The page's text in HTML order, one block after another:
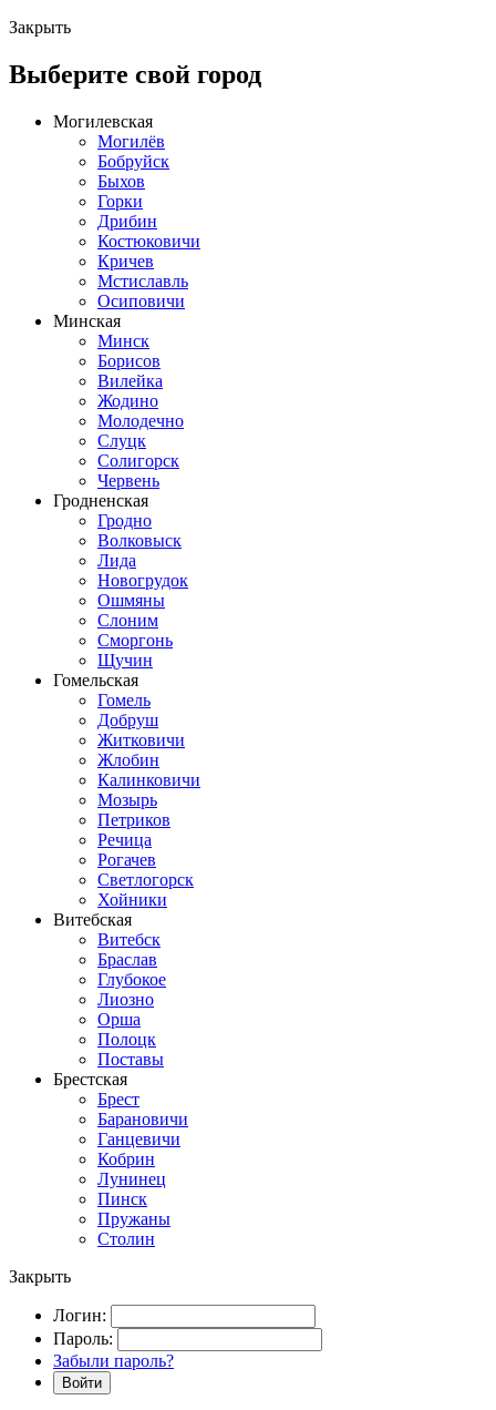
Закрыть
Выберите свой город
Могилевская
Могилёв
Бобруйск
Быхов
Горки
Дрибин
Костюковичи
Кричев
Мстиславль
Осиповичи
Минская
Минск
Борисов
Вилейка
Жодино
Молодечно
Слуцк
Солигорск
Червень
Гродненская
Гродно
Волковыск
Лида
Новогрудок
Ошмяны
Слоним
Сморгонь
Щучин
Гомельская
Гомель
Добруш
Житковичи
Жлобин
Калинковичи
Мозырь
Петриков
Речица
Рогачев
Светлогорск
Хойники
Витебская
Витебск
Браслав
Глубокое
Лиозно
Орша
Полоцк
Поставы
Брестская
Брест
Барановичи
Ганцевичи
Кобрин
Лунинец
Пинск
Пружаны
Столин
Закрыть
Логин:
Пароль:
Забыли пароль?
Войти